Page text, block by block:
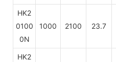
HK2
0100
0N
1000 2100 23.7
HK2